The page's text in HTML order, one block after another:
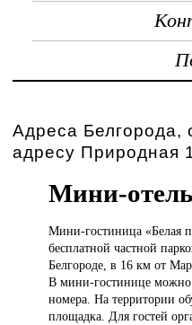
Адреса Белгорода,
адресу Природная
Мини-
Мини-гостиница «Белая
бесплатной частной
Белгороде, в 16 км от
В мини-гостинице можно
номера. На территории
площадка. Для гостей